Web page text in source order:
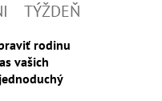
TÝŽDEŇ
rodinu
vašich